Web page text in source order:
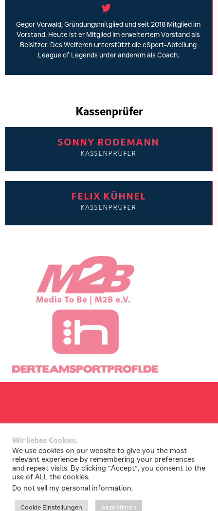
Gegor Vorwald, Gründungsmitglied und seit 2018 Mitglied im
Vorstand. Heute ist er Mitglied im erweitertem Vorstand als
Beisitzer. Des Weiteren unterstützt die eSport-Abteilung
League of Legends unter anderem als Coach.
Kassenprüfer
SONNY RODEMANN
KASSENPRÜFER
FELIX KÜHNEL
KASSENPRÜFER
Wir lieben Cookies.
We use cookies on our website to give you the most
relevant experience by remembering your preferences
and repeat visits. By clicking “Accept”, you consent to the
use of ALL the cookies.
Do not sell my personal information.
Cookie Einstellungen Akzeptieren